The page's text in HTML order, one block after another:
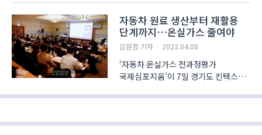
해상운임, 팬데믹 이전보다 낮은 수준’
보고서에서, 물류 화물 예약 결제
플랫폼을 운영하는 프레이토스(..
자동차 원료 생산부터 재활용
단계까지…온실가스 줄여야
김원정 기자 2023.04.08
‘자동차 온실가스 전과정평가
국제심포지움’이 7일 경기도 킨텍스1
국립환경과학원(NIER) 주최,
열렸다. 심포지움에서는 자동차